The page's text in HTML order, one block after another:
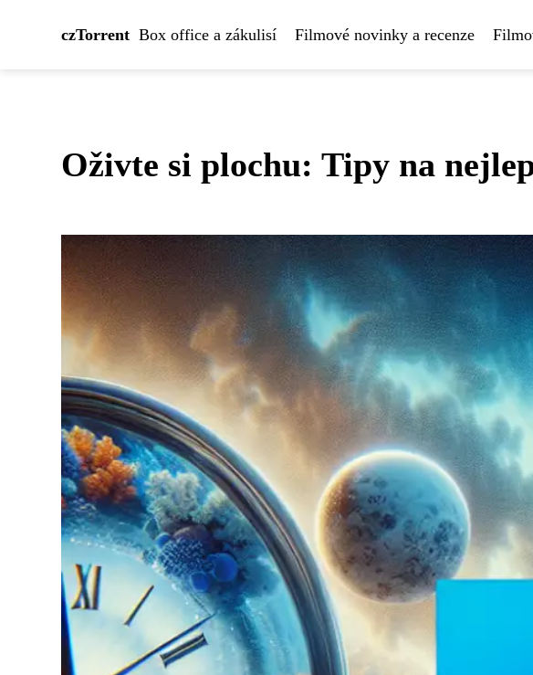
czTorrent Box office a zákulisí Filmové novinky a recenze
Oživte si plochu: Tipy na